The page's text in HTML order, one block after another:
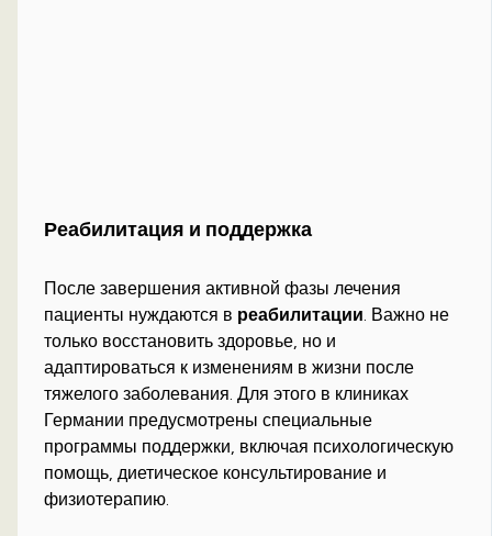
Реабилитация и поддержка
После завершения активной фазы лечения
пациенты нуждаются в реабилитации . Важно не
только восстановить здоровье, но и
адаптироваться к изменениям в жизни после
тяжелого заболевания. Для этого в клиниках
Германии предусмотрены специальные
программы поддержки, включая психологическую
помощь, диетическое консультирование и
физиотерапию.